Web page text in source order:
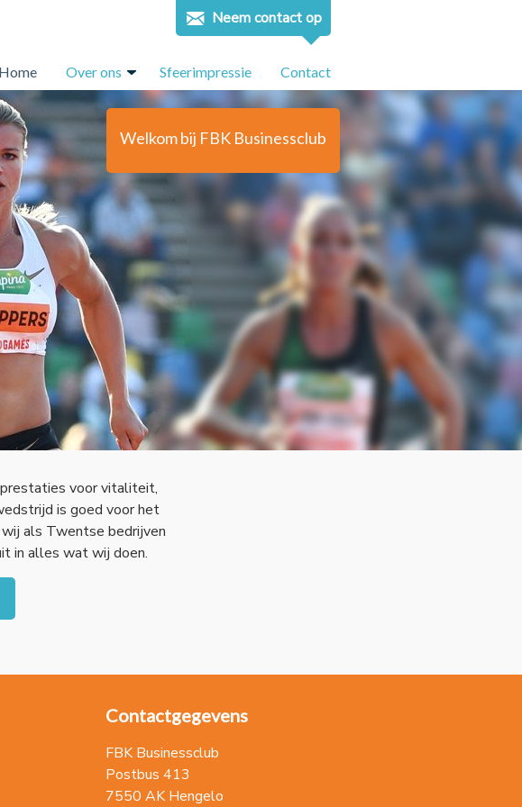
Neemcontactop
Home Over ons Sfeerimpressie Contact
Welkom bij FBK Businessclub
voor vitaliteit,
is goed voor het
als Twentse bedrijven
in alles wat wij doen.
Contactgegevens
FBK Businessclub
Postbus 413
7550 AK Hengelo